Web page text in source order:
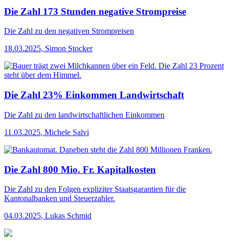
Die Zahl 173 Stunden negative Strompreise
Die Zahl zu den negativen Strompreisen
18.03.2025, Simon Stocker
Die Zahl 23% Einkommen Landwirtschaft
Die Zahl zu den landwirtschaftlichen Einkommen
11.03.2025, Michele Salvi
Die Zahl 800 Mio. Fr. Kapitalkosten
Die Zahl zu den Folgen expliziter Staatsgarantien für die
Kantonalbanken und Steuerzahler.
04.03.2025, Lukas Schmid